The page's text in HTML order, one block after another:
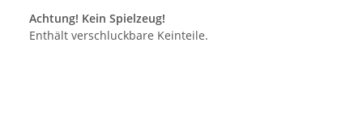
Achtung! Kein Spielzeug!
Enthält verschluckbare Keinteile.